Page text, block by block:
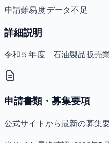
申請難易度データ不足
詳細説明
令和５年度 石油製品販売業
申請書類・募集要項
公式サイトから最新の募集